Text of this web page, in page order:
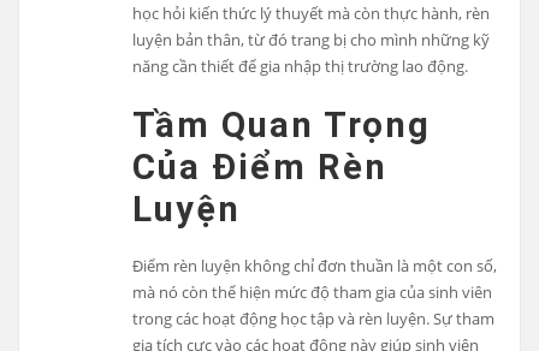
học hỏi kiến thức lý thuyết mà còn thực hành, rèn
luyện bản thân, từ đó trang bị cho mình những kỹ
năng cần thiết để gia nhập thị trường lao động.
Tầm Quan Trọng
Của Điểm Rèn
Luyện
Điểm rèn luyện không chỉ đơn thuần là một con số,
mà nó còn thể hiện mức độ tham gia của sinh viên
trong các hoạt động học tập và rèn luyện. Sự tham
gia tích cực vào các hoạt động này giúp sinh viên